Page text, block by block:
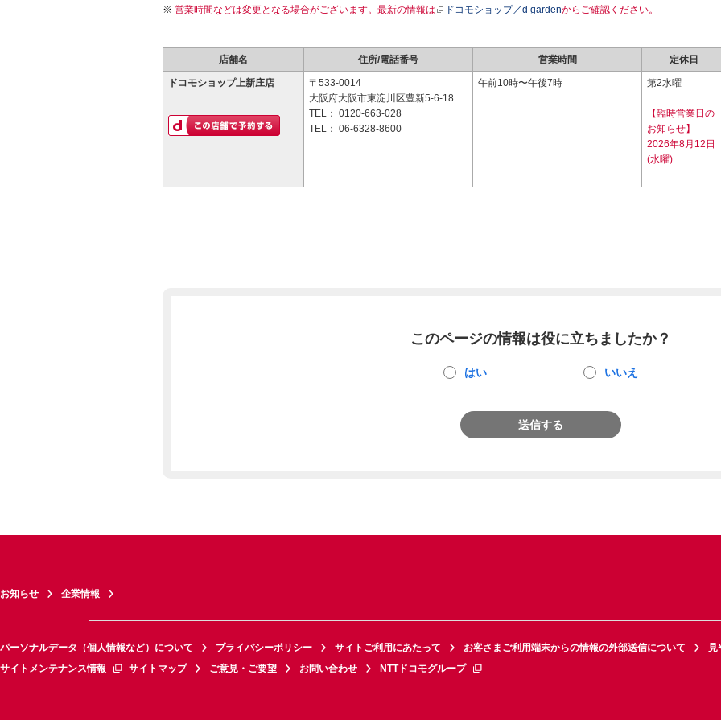
営業時間などは変更となる場合がございます。最新の情報は ドコモショップ／d gardenからご確認ください。
店舗名 住所/電話番号 営業時間 定休日
ドコモショップ上新庄店
〒533-0014
大阪府大阪市東淀川区豊新5-6-18
TEL： 0120-663-028
TEL： 06-6328-8600
午前10時〜午後7時 第2水曜
【臨時営業日の
お知らせ】
2026年8月12日
(水曜)
このページの情報は役に立ちましたか？
はい いいえ
送信する
お知らせ 企業情報
パーソナルデータ（個人情報など）について プライバシーポリシー サイトご利用にあたって お客さまご利用端末からの情報の外部送信について
見
サイトメンテナンス情報
サイトマップ ご意見・ご要望 お問い合わせ NTTドコモグループ